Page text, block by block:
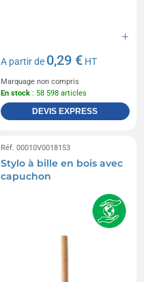
A partir de 0,29 € HT
Marquage non compris
En stock : 58 598 articles
DEVIS EXPRESS
Réf. 00010V0018153
Stylo à bille en bois avec
capuchon